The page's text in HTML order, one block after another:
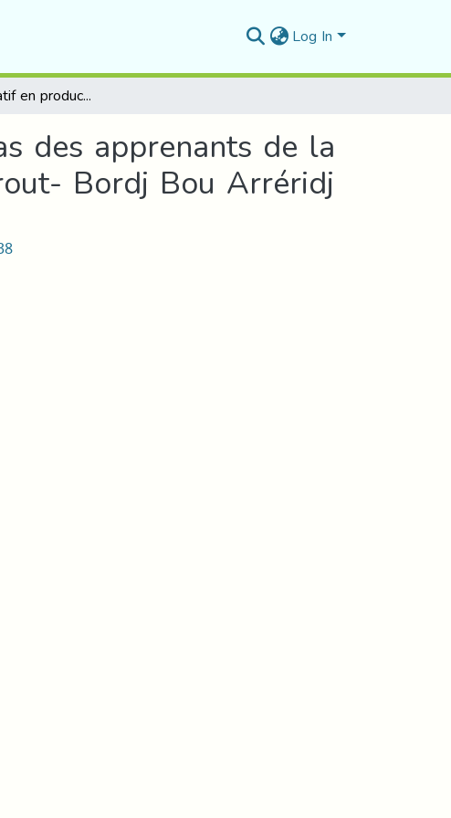
Log In
Le texte narratif en production écrite en FLE Cas des apprenants de la 3ème AS. Lycée « Abdelafi Boudiaf » Ain Taghrout- Bordj Bou Arréridj
des apprenants de la
Bordj Bou Arréridj